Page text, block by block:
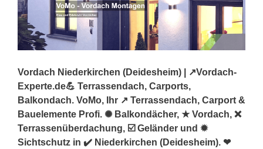
Vordach Niederkirchen (Deidesheim) | ↗️Vordach-
Experte.de💪 Terrassendach, Carports,
Balkondach. VoMo, Ihr ↗️ Terrassendach, Carport &
Bauelemente Profi. ✺ Balkondächer, ★ Vordach, ❌
Terrassenüberdachung, ☑️ Geländer und ✹
Sichtschutz in ✔️ Niederkirchen (Deidesheim). ❤